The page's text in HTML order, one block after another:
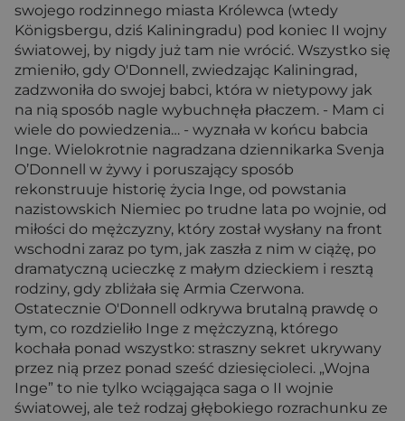
swojego rodzinnego miasta Królewca (wtedy
Königsbergu, dziś Kaliningradu) pod koniec II wojny
światowej, by nigdy już tam nie wrócić. Wszystko się
zmieniło, gdy O'Donnell, zwiedzając Kaliningrad,
zadzwoniła do swojej babci, która w nietypowy jak
na nią sposób nagle wybuchnęła płaczem. - Mam ci
wiele do powiedzenia… - wyznała w końcu babcia
Inge. Wielokrotnie nagradzana dziennikarka Svenja
O’Donnell w żywy i poruszający sposób
rekonstruuje historię życia Inge, od powstania
nazistowskich Niemiec po trudne lata po wojnie, od
miłości do mężczyzny, który został wysłany na front
wschodni zaraz po tym, jak zaszła z nim w ciążę, po
dramatyczną ucieczkę z małym dzieckiem i resztą
rodziny, gdy zbliżała się Armia Czerwona.
Ostatecznie O'Donnell odkrywa brutalną prawdę o
tym, co rozdzieliło Inge z mężczyzną, którego
kochała ponad wszystko: straszny sekret ukrywany
przez nią przez ponad sześć dziesięcioleci. „Wojna
Inge” to nie tylko wciągająca saga o II wojnie
światowej, ale też rodzaj głębokiego rozrachunku ze